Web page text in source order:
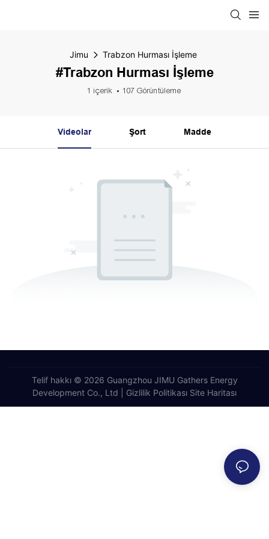
Jimu Trabzon Hurması İşleme
#Trabzon Hurması İşleme
1 içerik 107 Görüntüleme
Videolar Şort Madde
Telif hakkı © 2026 Guangzhou JIMU Gathers Energy
Development Co., Ltd |
Gizlilik Politikası Site Haritası